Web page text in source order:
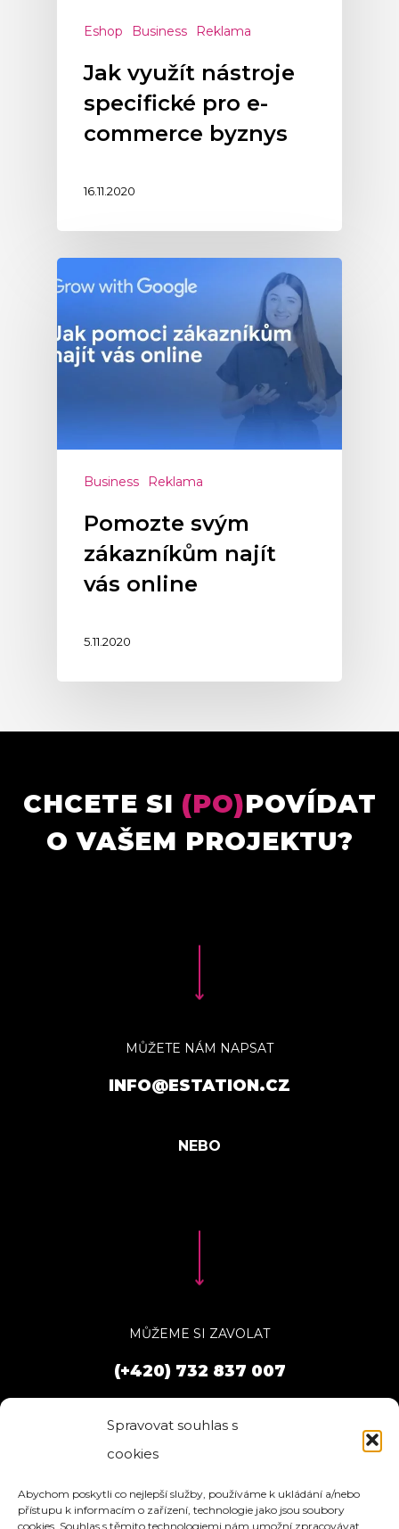
Spravovat souhlas s
cookies
Abychom poskytli co nejlepší služby, používáme k ukládání a/nebo
přístupu k informacím o zařízení, technologie jako jsou soubory
cookies. Souhlas s těmito technologiemi nám umožní zpracovávat
Eshop Business Reklama
Jak využít nástroje
specifické pro e-
commerce byznys
16.11.2020
Business Reklama
Pomozte svým
zákazníkům najít
vás online
5.11.2020
CHCETE SI (PO)POVÍDAT
O VAŠEM PROJEKTU?
MŮŽETE NÁM NAPSAT
INFO@ESTATION.CZ
MŮŽEME SI ZAVOLAT
(+420) 732 837 007